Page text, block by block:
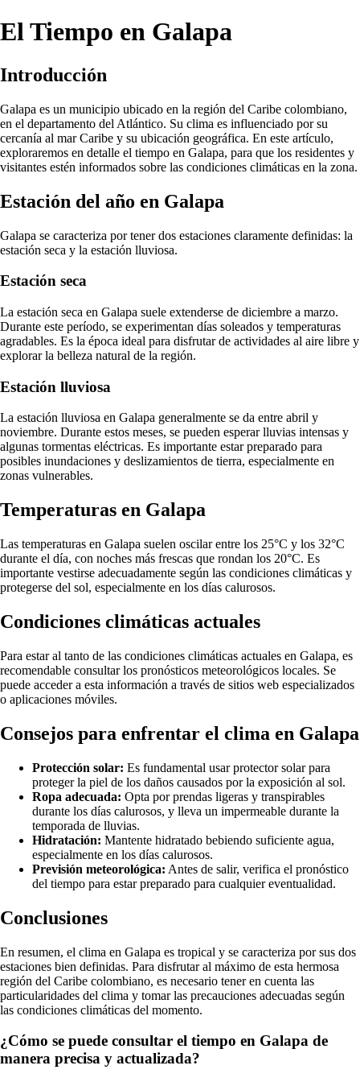
El Tiempo en Galapa
Introducción
Galapa es un municipio ubicado en la región del Caribe colombiano,
en el departamento del Atlántico. Su clima es influenciado por su
cercanía al mar Caribe y su ubicación geográfica. En este artículo,
exploraremos en detalle el tiempo en Galapa, para que los residentes y
visitantes estén informados sobre las condiciones climáticas en la zona.
Estación del año en Galapa
Galapa se caracteriza por tener dos estaciones claramente definidas: la
estación seca y la estación lluviosa.
Estación seca
La estación seca en Galapa suele extenderse de diciembre a marzo.
Durante este período, se experimentan días soleados y temperaturas
agradables. Es la época ideal para disfrutar de actividades al aire libre y
explorar la belleza natural de la región.
Estación lluviosa
La estación lluviosa en Galapa generalmente se da entre abril y
noviembre. Durante estos meses, se pueden esperar lluvias intensas y
algunas tormentas eléctricas. Es importante estar preparado para
posibles inundaciones y deslizamientos de tierra, especialmente en
zonas vulnerables.
Temperaturas en Galapa
Las temperaturas en Galapa suelen oscilar entre los 25°C y los 32°C
durante el día, con noches más frescas que rondan los 20°C. Es
importante vestirse adecuadamente según las condiciones climáticas y
protegerse del sol, especialmente en los días calurosos.
Condiciones climáticas actuales
Para estar al tanto de las condiciones climáticas actuales en Galapa, es
recomendable consultar los pronósticos meteorológicos locales. Se
puede acceder a esta información a través de sitios web especializados
o aplicaciones móviles.
Consejos para enfrentar el clima en Galapa
Protección solar: Es fundamental usar protector solar para
proteger la piel de los daños causados por la exposición al sol.
Ropa adecuada: Opta por prendas ligeras y transpirables
durante los días calurosos, y lleva un impermeable durante la
temporada de lluvias.
Hidratación: Mantente hidratado bebiendo suficiente agua,
especialmente en los días calurosos.
Previsión meteorológica: Antes de salir, verifica el pronóstico
del tiempo para estar preparado para cualquier eventualidad.
Conclusiones
En resumen, el clima en Galapa es tropical y se caracteriza por sus dos
estaciones bien definidas. Para disfrutar al máximo de esta hermosa
región del Caribe colombiano, es necesario tener en cuenta las
particularidades del clima y tomar las precauciones adecuadas según
las condiciones climáticas del momento.
¿Cómo se puede consultar el tiempo en Galapa de
manera precisa y actualizada?